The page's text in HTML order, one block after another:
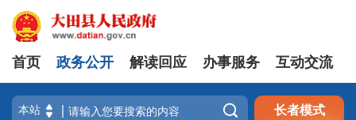
首页 政务公开 解读回应 办事服务 互动交流
 长者模式